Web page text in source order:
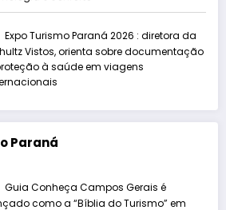
Expo Turismo Paraná 2026 : diretora da
Vistos, orienta sobre documentação
à saúde em viagens
Paraná
Guia Conheça Campos Gerais é
como a “Bíblia do Turismo” em